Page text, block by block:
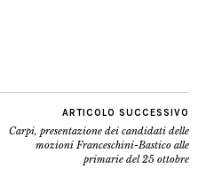
ARTICOLO SUCCESSIVO
Carpi, presentazione dei candidati delle
mozioni Franceschini-Bastico alle
primarie del 25 ottobre